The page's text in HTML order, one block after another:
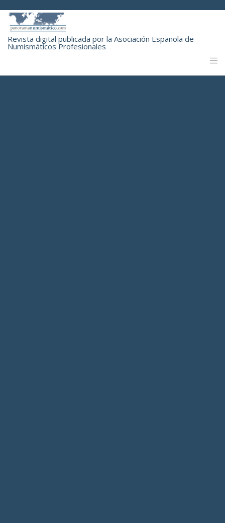
Revista digital publicada por la Asociación Española de
Numismáticos Profesionales